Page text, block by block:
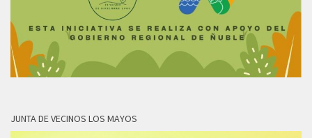
JUNTA DE VECINOS LOS MAYOS